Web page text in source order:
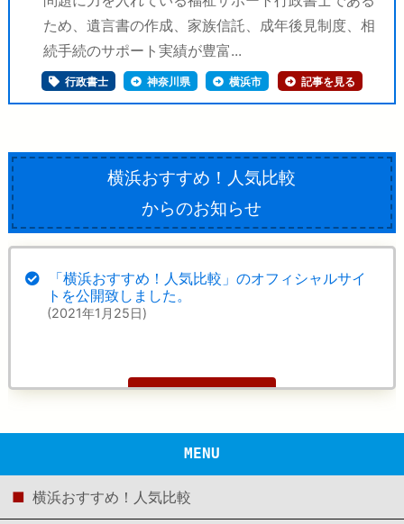
ため、遺言書の作成、家族信託、成年後見制度、相
続手続のサポート実績が豊富...
行政書士 神奈川県 横浜市 記事を見る
横浜おすすめ！人気比較
からのお知らせ
「横浜おすすめ！人気比較」のオフィシャルサイ
トを公開致しました。
(2021年1月25日)
まとめて読む
MENU
横浜おすすめ！人気比較